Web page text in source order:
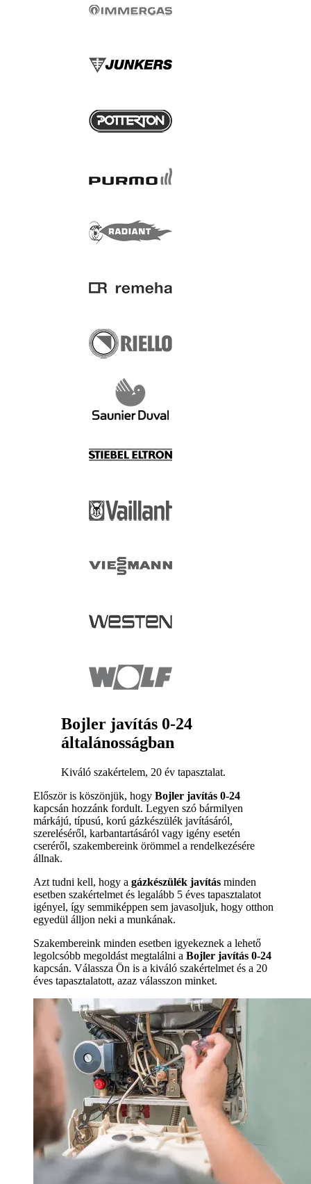
Bojler javítás 0-24
általánosságban
Kiváló szakértelem, 20 év tapasztalat.
Először is köszönjük, hogy Bojler javítás 0-24
kapcsán hozzánk fordult. Legyen szó bármilyen
márkájú, típusú, korú gázkészülék javításáról,
szereléséről, karbantartásáról vagy igény esetén
cseréről, szakembereink örömmel a rendelkezésére
állnak.
Azt tudni kell, hogy a gázkészülék javítás minden
esetben szakértelmet és legalább 5 éves tapasztalatot
igényel, így semmiképpen sem javasoljuk, hogy otthon
egyedül álljon neki a munkának.
Szakembereink minden esetben igyekeznek a lehető
legolcsóbb megoldást megtalálni a Bojler javítás 0-24
kapcsán. Válassza Ön is a kiváló szakértelmet és a 20
éves tapasztalatott, azaz válasszon minket.